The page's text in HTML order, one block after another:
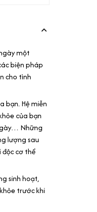
một
biện pháp
cho tình
bạn. Hệ miễn
của bạn
Những
lượng sau
độc cơ thể
sinh hoạt,
trước khi